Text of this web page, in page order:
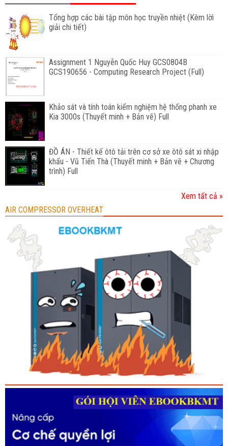
Tổng hợp các bài tập môn học truyền nhiệt (Kèm lờì
giải chi tiết)
Assignment 1 Nguyễn Quốc Huy GCS0804B
GCS190656 - Computing Research Project (Full)
Khảo sát và tính toán kiểm nghiệm hệ thống phanh xe
Kia 3000s (Thuyết minh + Bản vẽ) Full
ĐỒ ÁN - Thiết kế ôtô tải trên cơ sở xe ôtô sát xi nhập
khẩu - Vũ Tiến Thà (Thuyết minh + Bản vẽ + Chương
trình) Full
Xem tất cả »
AIR COMPRESSOR OVERHEAT